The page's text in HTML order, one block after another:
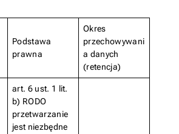
Podstawa
prawna
Okres
przechowywani
a danych
(retencja)
art. 6 ust. 1 lit.
b) RODO
przetwarzanie
jest niezbędne